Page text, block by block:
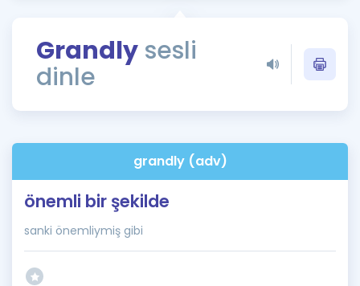
Rehberlik Aracı
ÖSYM Sınav Takvimi
İngilizce Gramer
Grandly sesli
dinle
grandly (adv)
önemli bir şekilde
sanki önemliymiş gibi